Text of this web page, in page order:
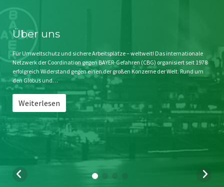
Kontakt
Impressum
Störfälle
Stichwort BAYER
Jahrestagung
SPENDEN
Über uns
Für Umweltschutz und sichere Arbeitsplätze – weltweit! Das internationale
Netzwerk der Coordination gegen BAYER-Gefahren (CBG) organisiert seit 1978
erfolgreich Widerstand gegen einen der großen Konzerne der Welt. Rund um
den Globus und…
Weiterlesen